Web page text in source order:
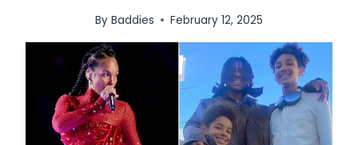
By Baddies February 12, 2025